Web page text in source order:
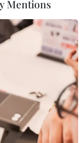
quốc tế Changi ở
lãnh thổ,
ly tại nhà
Singapore bắt
cảnh, tuy nhiên
Mentions